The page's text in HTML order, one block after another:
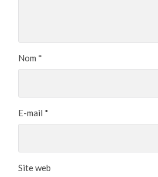
Nom *
E-mail *
Site web